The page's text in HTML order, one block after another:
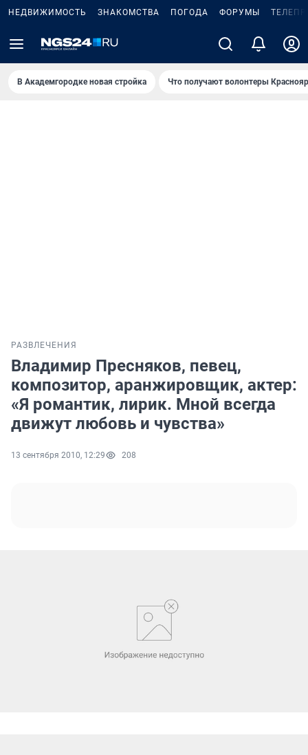
НЕДВИЖИМОСТЬ ЗНАКОМСТВА ПОГОДА ФОРУМЫ
В Академгородке новая стройка Что получают волонтеры
РАЗВЛЕЧЕНИЯ
Владимир Пресняков, певец,
композитор, аранжировщик, актер:
«Я романтик, лирик. Мной всегда
движут любовь и чувства»
13 сентября 2010, 12:29 208